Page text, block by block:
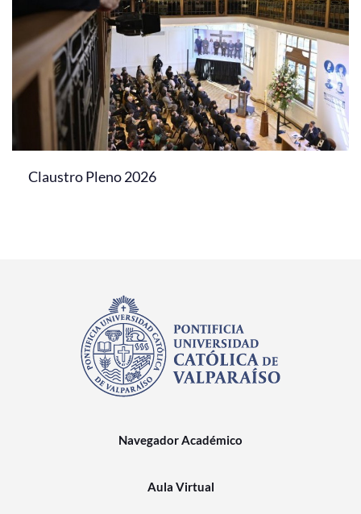
Claustro Pleno 2026
Navegador Académico
Aula Virtual